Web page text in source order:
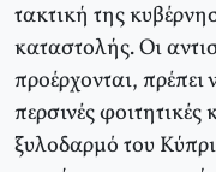
τακτική της
καταστολής. Οι
προέρχονται,
περσινές φοιτητικές
ξυλοδαρμό του